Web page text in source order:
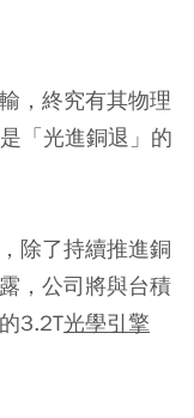
，終究有其物理
「光進銅退」的
除了持續推進銅
，公司將與台積
3.2T光學引擎